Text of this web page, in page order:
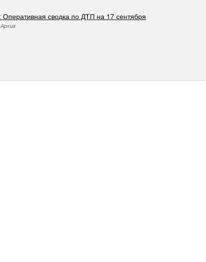
Оперативная сводка по ДТП на 17 сентября
Архив